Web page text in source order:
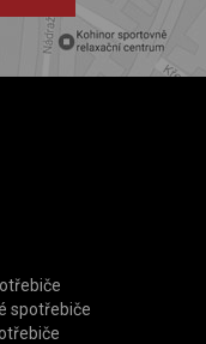
spotřebiče